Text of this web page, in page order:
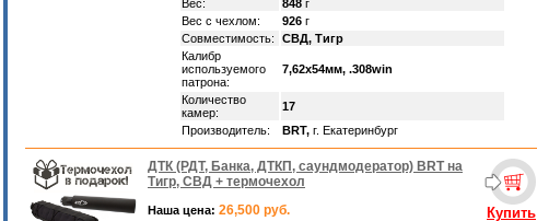
Вес:
848г
Вес с чехлом:
926г
Совместимость:
СВД, Тигр
Калибр
используемого
патрона:
7,62х54мм, .308win
Количество
камер:
17
Производитель:
BRT, г. Екатеринбург
ДТК (РДТ, Банка, ДТКП, саундмодератор) BRT на
Тигр, СВД + термочехол
Наша цена: 26,500 руб. Купить